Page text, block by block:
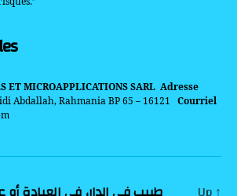
ET MICROAPPLICATIONS SARL Adresse
Abdallah, Rahmania BP 65 – 16121 Courriel